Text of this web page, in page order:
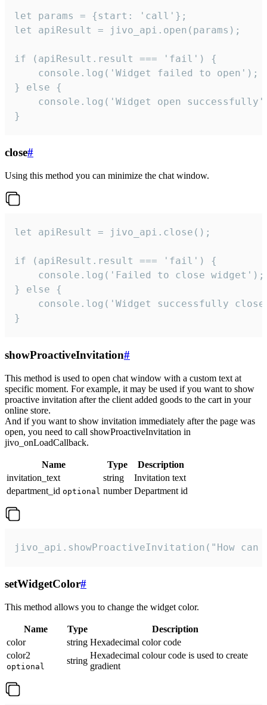
let params = {start: 'call'};
let apiResult = jivo_api.open(params);
if (apiResult.result === 'fail') {
    console.log('Widget failed to open');
} else {
console.log('Widget open
}
close#
Using this method you can minimize the chat window.
let apiResult = jivo_api.close();
if (apiResult.result === 'fail') {
    console.log('Failed to close widget');
} else {
console.log('Widget successfully
}
showProactiveInvitation#
This method is used to open chat window with a custom text at
specific moment. For example, it may be used if you want to show
proactive invitation after the client added goods to the cart in your
online store.
And if you want to show invitation immediately after the page was
open, you need to call showProactiveInvitation in
jivo_onLoadCallback.
Name Type
Description
invitation_text
string
Invitation text
department_id optional number Department id
jivo_api.showProactiveInvitation("How
setWidgetColor#
This method allows you to change the widget color.
Name Type
Description
color
string Hexadecimal color code
color2
optional
string
Hexadecimal colour code is used to create
gradient